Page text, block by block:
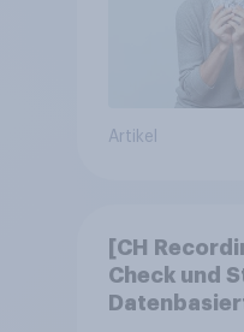
Artikel
[CH
Check und